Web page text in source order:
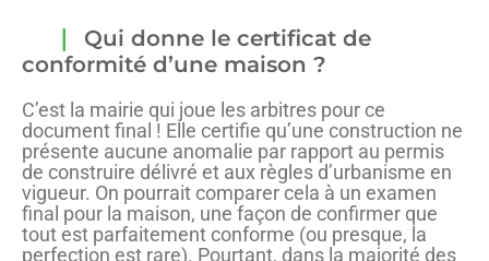
Qui donne le certificat de
conformité d’une maison ?
C’est la mairie qui joue les arbitres pour ce
document final ! Elle certifie qu’une construction ne
présente aucune anomalie par rapport au permis
de construire délivré et aux règles d’urbanisme en
vigueur. On pourrait comparer cela à un examen
final pour la maison, une façon de confirmer que
tout est parfaitement conforme (ou presque, la
perfection est rare). Pourtant, dans la majorité des